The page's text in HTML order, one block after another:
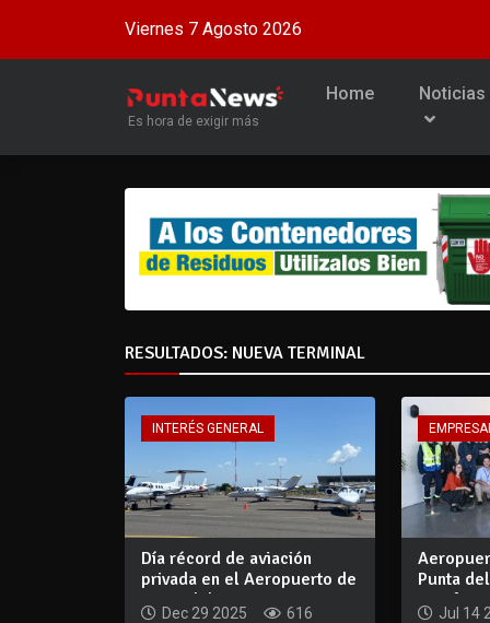
Viernes 7 Agosto 2026
Es hora de exigir más
Home Noticias
RESULTADOS: NUEVA TERMINAL
INTERÉS GENERAL
Día récord de aviación
privada en el Aeropuerto de
Punta del...
Dec 29 2025
616
Punta
certifi...
Jul 14